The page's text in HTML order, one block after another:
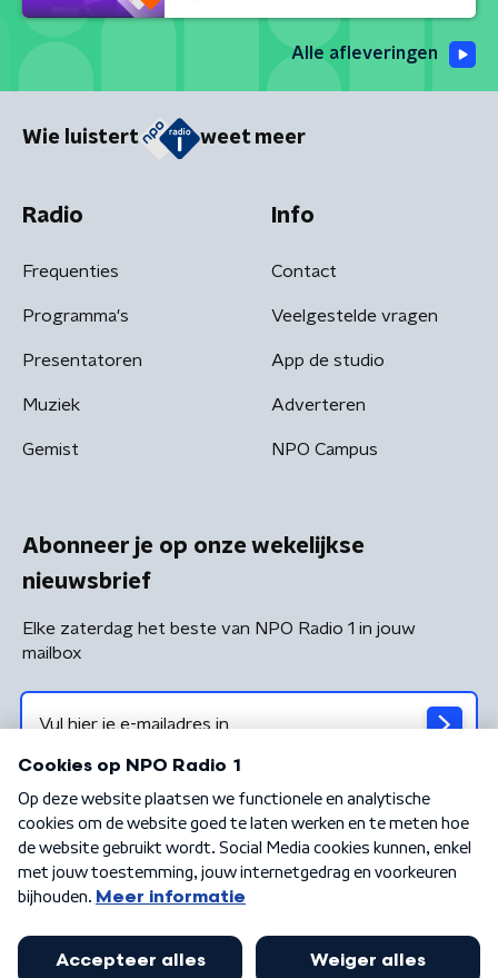
Alle afleveringen
Wie luistert weet meer
Radio
Frequenties
Programma's
Presentatoren
Muziek
Gemist
Info
Contact
Veelgestelde vragen
App de studio
Adverteren
NPO Campus
Abonneer je op onze wekelijkse
nieuwsbrief
Elke zaterdag het beste van NPO Radio 1 in jouw
mailbox
Algemene voorwaarden